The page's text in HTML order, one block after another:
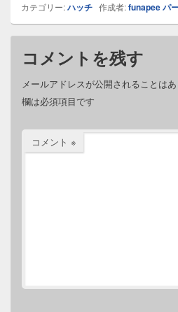
カテゴリー:ハッチ 作成者:funapeeパ
コメントを残す
メールアドレスが公開されることはあ
欄は必須項目です
コメント ※